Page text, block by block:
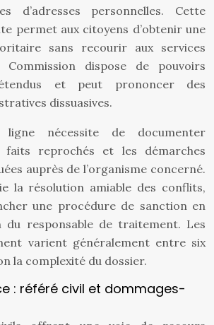
d’adresses personnelles. Cette
permet aux citoyens d’obtenir une
sans recourir aux services
Commission dispose de pouvoirs
étendus et peut prononcer des
dissuasives.
nécessite de documenter
faits reprochés et les démarches
auprès de l’organisme concerné.
la résolution amiable des conflits,
une procédure de sanction en
du responsable de traitement. Les
varient généralement entre six
la complexité du dossier.
: référé civil et dommages-